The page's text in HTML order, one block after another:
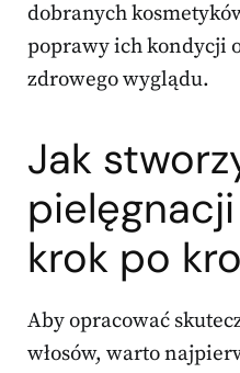
dobranych
poprawy ich kondycji
zdrowego wyglądu.
Jak
krok po
Aby opracować
włosów, warto